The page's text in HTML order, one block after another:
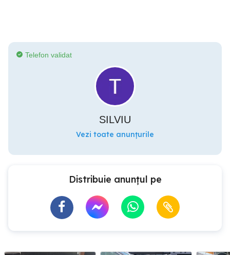
Telefon validat
SILVIU
Vezi toate anunțurile
Distribuie anunțul pe